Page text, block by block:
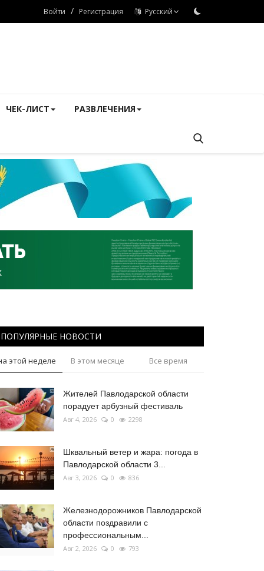
Войти / Регистрация Русский
ЧЕК-ЛИСТ РАЗВЛЕЧЕНИЯ
ПОПУЛЯРНЫЕ НОВОСТИ
этой неделе В этом месяце Все время
Жителей Павлодарской области
порадует арбузный фестиваль
Авг 4, 2026 0 2298
Шквальный ветер и жара: погода в
Павлодарской области 3...
Авг 3, 2026 0 836
Железнодорожников Павлодарской
области поздравили с
профессиональным...
Авг 2, 2026 0 793